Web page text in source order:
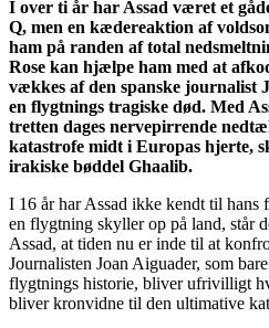
I over ti år har Assad været et
Q, men en kædereaktion af
ham på randen af total
Rose kan hjælpe ham med at
vækkes af den spanske journalist
en flygtnings tragiske død. Med
tretten dages nervepirrende
katastrofe midt i Europas hjerte,
irakiske bøddel Ghaalib.
I 16 år har Assad ikke kendt til hans
en flygtning skyller op på land, står
Assad, at tiden nu er inde til at
Journalisten Joan Aiguader, som
flygtnings historie, bliver ufrivilligt
bliver kronvidne til den ultimative